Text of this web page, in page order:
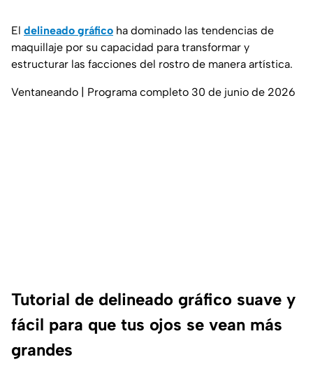
El delineado gráfico ha dominado las tendencias de
maquillaje por su capacidad para transformar y
estructurar las facciones del rostro de manera artística.
Ventaneando | Programa completo 30 de junio de 2026
Tutorial de delineado gráfico suave y
fácil para que tus ojos se vean más
grandes